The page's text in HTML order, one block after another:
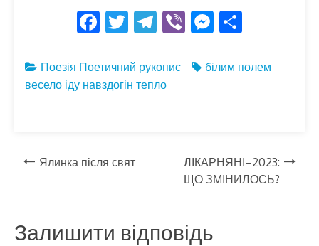
F
e
b
k
T
itt
er
T
e
gr
Vi
er
M
se ar
Поезія Поетичний рукопис
білим полем
весело іду навздогін тепло
Навігація
Ялинка після свят
ЛІКАРНЯНІ–2023:
ЩО ЗМІНИЛОСЬ?
Залишити відповідь